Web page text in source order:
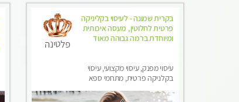
בקרית שמונה - לעיסוי בקליניקה
פרטית לחלוטין, מעסה איכותית
ומיוחדת ברמה גבוהה מאוד
עיסוי מפנק, עיסוי מקצועי, עיסוי
בקלניקה פרטית, מתחמי ספא
פלטינה